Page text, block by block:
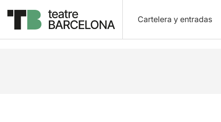
Cartelera y entradas